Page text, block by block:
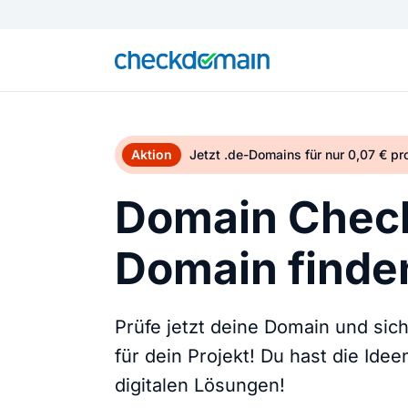
Aktion Jetzt .de-Domains für nur 0,07 €
Domain
Domain
Prüfe jetzt deine Domain und
für dein Projekt! Du hast die
digitalen Lösungen!